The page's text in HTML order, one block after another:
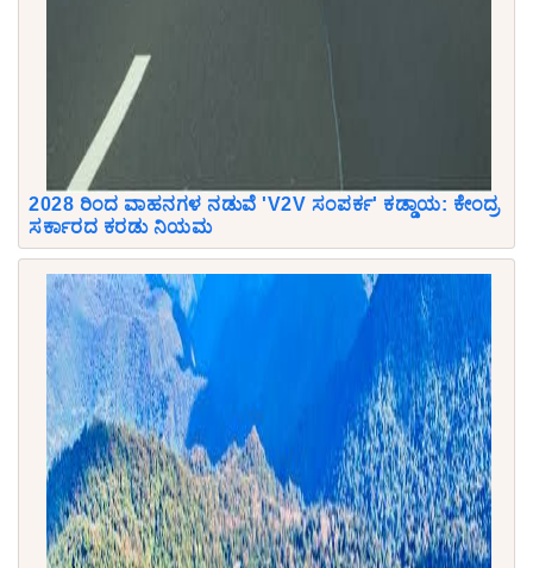
2028 ರಿಂದ ವಾಹನಗಳ ನಡುವೆ 'V2V ಸಂಪರ್ಕ' ಕಡ್ಡಾಯ: ಕೇಂದ್ರ
ಸರ್ಕಾರದ ಕರಡು ನಿಯಮ